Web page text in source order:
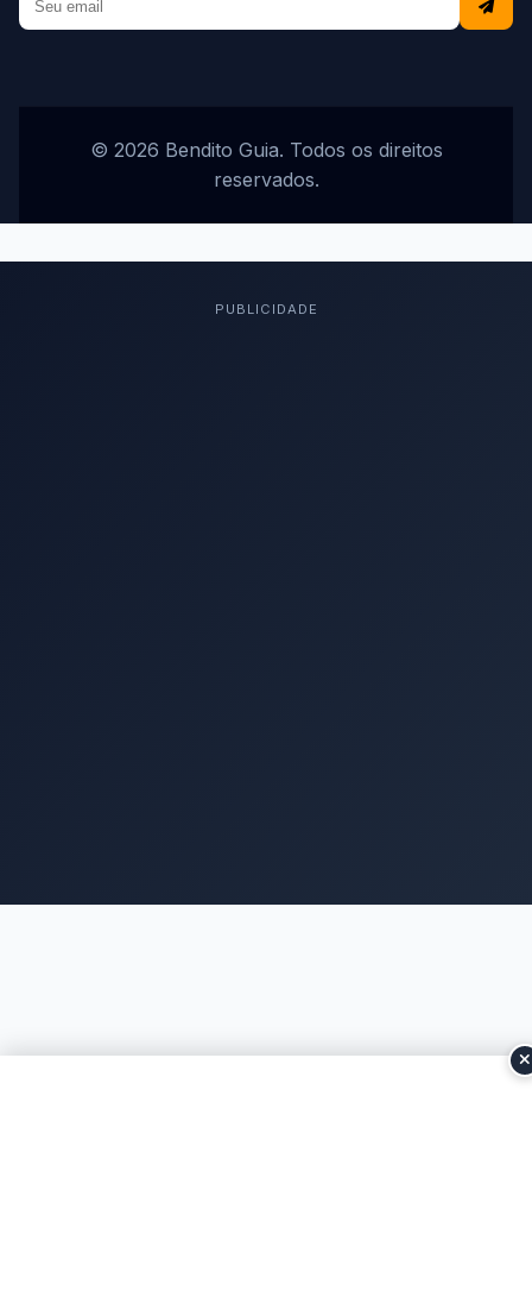
© 2026 Bendito Guia. Todos os direitos
reservados.